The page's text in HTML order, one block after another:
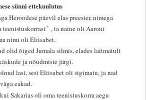
sünni ettekuulutus
Heroodese päevil elas preester, nimega
teenistuskorrast+ , ta naine oli Aaroni
nimi oli Eliisabet.
olid õiged Jumala silmis, elades laitmatult
ja nõudmiste järgi.
last, sest Eliisabet oli sigimatu, ja nad
eakad.
Sakarias oli oma teenistuskorra aegu